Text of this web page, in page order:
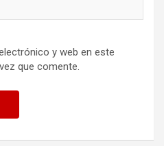
y web en este
que comente.